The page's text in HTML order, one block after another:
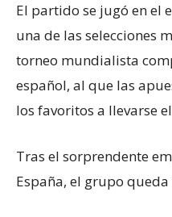
El partido se jugó en el
una de las selecciones
torneo mundialista
español, al que las
los favoritos a llevarse
Tras el sorprendente
España, el grupo